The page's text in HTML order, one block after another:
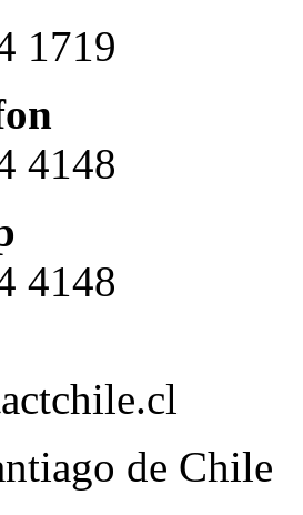
1719
4148
4148
de Chile